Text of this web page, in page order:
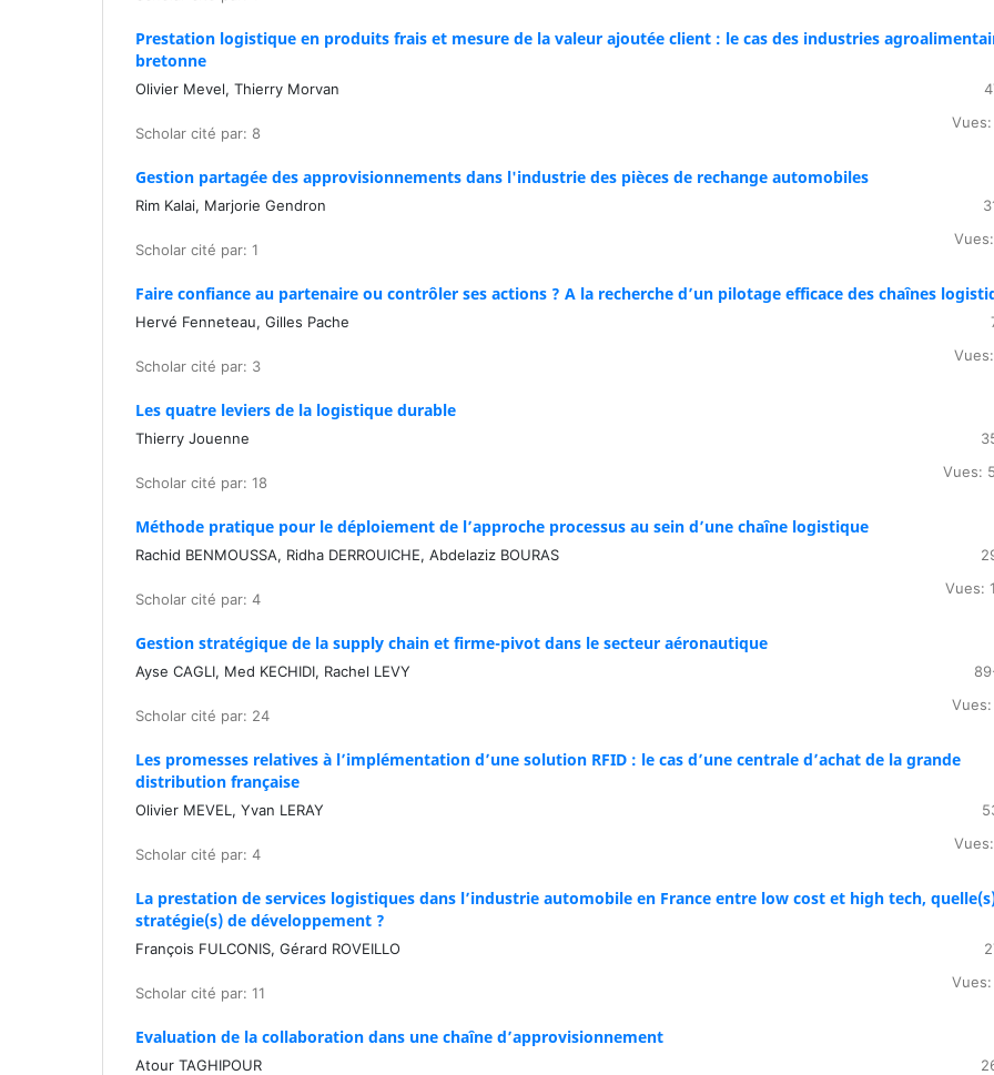
Prestation logistique en produits frais et mesure de la valeur ajoutée client : le cas des industries
bretonne
Olivier Mevel, Thierry Morvan
Scholar cité par: 8
Gestion partagée des approvisionnements dans l'industrie des pièces de rechange automobiles
Rim Kalai, Marjorie Gendron
Scholar cité par: 1
Faire confiance au partenaire ou contrôler ses actions ? A la recherche d’un pilotage efficace des chaînes
Hervé Fenneteau, Gilles Pache
Scholar cité par: 3
Les quatre leviers de la logistique durable
Thierry Jouenne
Scholar cité par: 18
Vues:
Méthode pratique pour le déploiement de l’approche processus au sein d’une chaîne logistique
Rachid BENMOUSSA, Ridha DERROUICHE, Abdelaziz BOURAS
Scholar cité par: 4
Vues:
Gestion stratégique de la supply chain et firme-pivot dans le secteur aéronautique
Ayse CAGLI, Med KECHIDI, Rachel LEVY
Scholar cité par: 24
Les promesses relatives à l’implémentation d’une solution RFID : le cas d’une centrale d’achat de la grande
distribution française
Olivier MEVEL, Yvan LERAY
Scholar cité par: 4
La prestation de services logistiques dans l’industrie automobile en France entre low cost et high tech,
stratégie(s) de développement ?
François FULCONIS, Gérard ROVEILLO
Scholar cité par: 11
Evaluation de la collaboration dans une chaîne d’approvisionnement
Atour TAGHIPOUR